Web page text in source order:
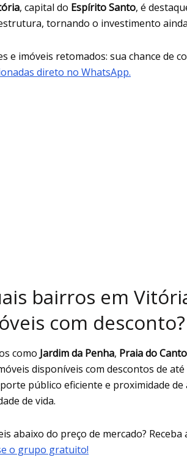
, capital do Espírito Santo, é
tornando o investimento
e imóveis retomados: sua chance de
direto no WhatsApp.
bairros em
com desconto?
como Jardim da Penha, Praia do Canto
disponíveis com descontos de
público eficiente e proximidade
de vida.
abaixo do preço de mercado?
o grupo gratuito!